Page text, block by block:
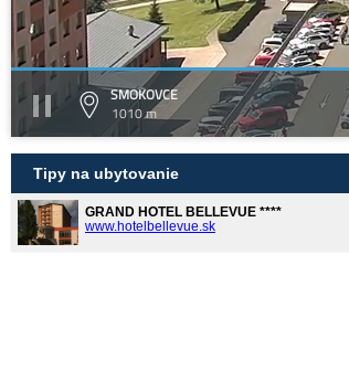
SMOKOVCE
1010 m
Tipy na ubytovanie
GRAND HOTEL BELLEVUE ****
www.hotelbellevue.sk